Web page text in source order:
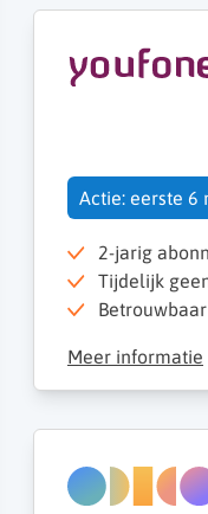
Actie: eerste 6
2-jarig
Tijdelijk
Meer informatie